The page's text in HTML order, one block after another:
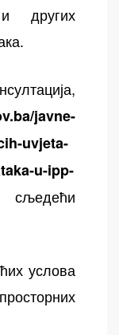
других
javne-
uvjeta-
u-ipp-
услова